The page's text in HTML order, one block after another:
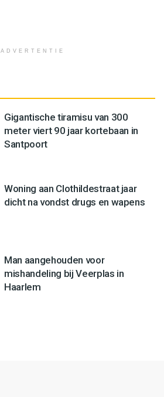
ADVERTENTIE
Gigantische tiramisu van 300
meter viert 90 jaar kortebaan in
Santpoort
Woning aan Clothildestraat jaar
dicht na vondst drugs en wapens
Man aangehouden voor
mishandeling bij Veerplas in
Haarlem